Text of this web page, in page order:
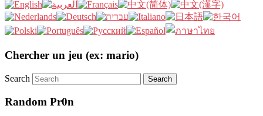
Chercher un jeu (ex: mario)
Search
Random Pr0n